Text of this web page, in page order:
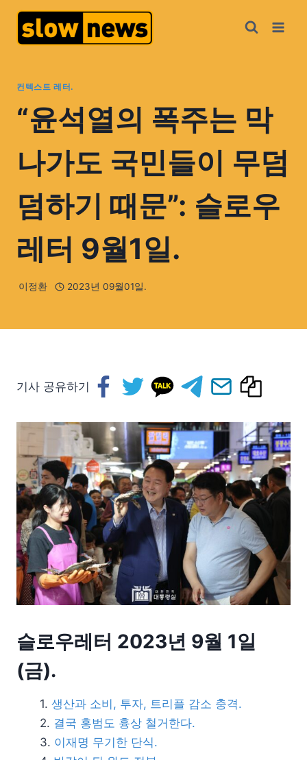
컨텍스트 레터.
“윤석열의 폭주는 막
나가도 국민들이 무덤
덤하기 때문”: 슬로우
레터 9월1일.
이정환 2023년 09월01일.
기사 공유하기
슬로우레터 2023년 9월 1일
(금).
생산과 소비, 투자, 트리플 감소 충격.
결국 홍범도 흉상 철거한다.
이재명 무기한 단식.